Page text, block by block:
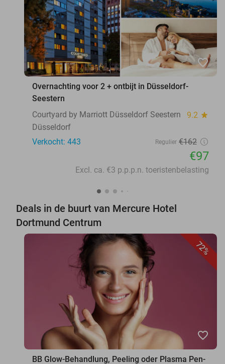
favorite_border
Overnachting voor 2 + ontbijt in Düsseldorf-
Seestern
Courtyard by Marriott Düsseldorf Seestern
9.2 star
Düsseldorf
Verkocht: 443
Regulier €162
€97
Excl. ca. €3 p.p.p.n. toeristenbelasting
Deals in de buurt van Mercure Hotel
Dortmund Centrum
72%
favorite_border
BB Glow-Behandlung, Peeling oder Plasma Pen-